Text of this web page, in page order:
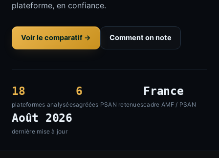
plateforme, en confiance.
Voir le comparatif → Comment on note
18
plateformes analysées
6
agréées PSAN retenues
France
cadre AMF / PSAN
Août 2026
dernière mise à jour